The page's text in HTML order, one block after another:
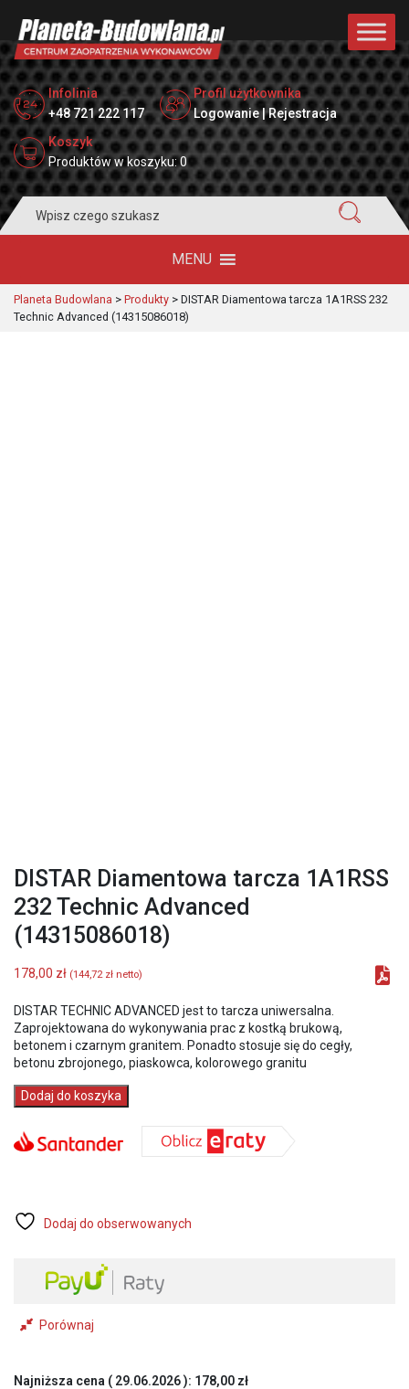
Infolinia
+48 721 222 117
Profil użytkownika
Logowanie | Rejestracja
Koszyk
Produktów w koszyku: 0
for:
MENU
Planeta Budowlana > Produkty > DISTAR Diamentowa tarcza 1A1RSS 232
Technic Advanced (14315086018)
DISTAR Diamentowa tarcza 1A1RSS
232 Technic Advanced
(14315086018)
178,00 zł (144,72 zł netto)
DISTAR TECHNIC ADVANCED jest to tarcza uniwersalna.
Zaprojektowana do wykonywania prac z kostką brukową,
betonem i czarnym granitem. Ponadto stosuje się do cegły,
betonu zbrojonego, piaskowca, kolorowego granitu
ilość
DISTAR
tarcza
Advanced
(14315086018)
Dodaj do koszyka
Dodaj do obserwowanych
Porównaj
Najniższa cena ( 29.06.2026): 178,00 zł